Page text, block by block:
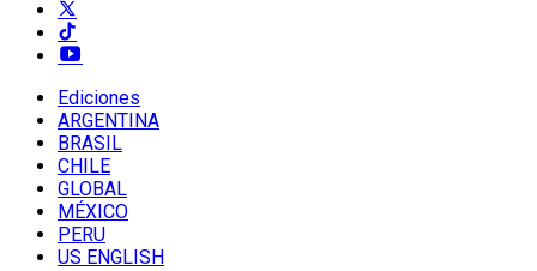
Ediciones
ARGENTINA
BRASIL
CHILE
GLOBAL
MÉXICO
PERU
US ENGLISH